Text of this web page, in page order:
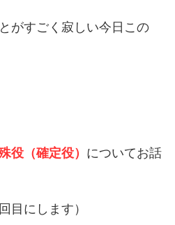
がすごく寂しい今日この
役（確定役） についてお話
目にします）